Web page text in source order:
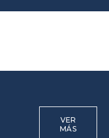
VER
MÁS